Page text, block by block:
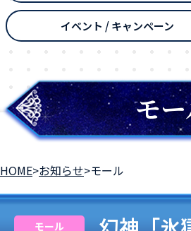
イベント / キャンペーン
モ
HOME>お知らせ>モール
モール